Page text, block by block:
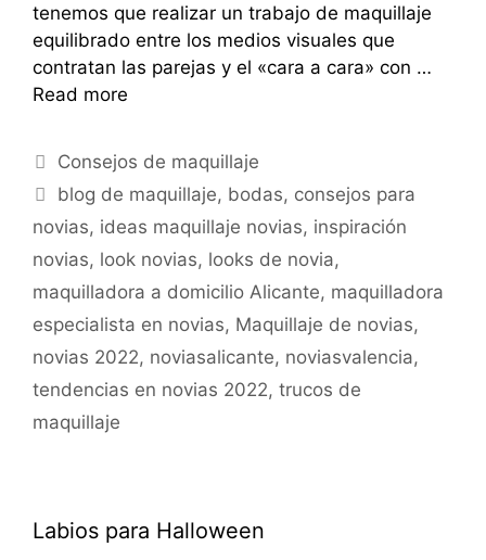
tenemos que realizar un trabajo de maquillaje
equilibrado entre los medios visuales que
contratan las parejas y el «cara a cara» con …
Read more
Consejos de maquillaje
blog de maquillaje, bodas, consejos para
novias, ideas maquillaje novias, inspiración
novias, look novias, looks de novia,
maquilladora a domicilio Alicante, maquilladora
especialista en novias, Maquillaje de novias,
novias 2022, noviasalicante, noviasvalencia,
tendencias en novias 2022, trucos de
maquillaje
Labios para Halloween